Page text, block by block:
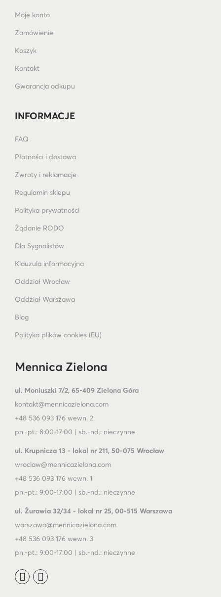
Moje konto
Zamówienie
Koszyk
Kontakt
Gwarancja odkupu
INFORMACJE
FAQ
Płatności i dostawa
Zwroty i reklamacje
Regulamin sklepu
Polityka prywatności
Żądanie RODO
Dla Sygnalistów
Klauzula informacyjna
Oddział Wrocław
Oddział Warszawa
Blog
Polityka plików cookies (EU)
Mennica Zielona
ul. Moniuszki 7/2, 65-409 Zielona Góra
kontakt@mennicazielona.com
+48 536 093 176 wewn. 2
pn.-pt.: 8:00-17:00 | sb.-nd.: nieczynne
ul. Krupnicza 13 - lokal nr 211, 50-075 Wrocław
wroclaw@mennicazielona.com
+48 536 093 176 wewn. 1
pn.-pt.: 9:00-17:00 | sb.-nd.: nieczynne
ul. Żurawia 32/34 - lokal nr 25, 00-515 Warszawa
warszawa@mennicazielona.com
+48 536 093 176 wewn. 3
pn.-pt.: 9:00-17:00 | sb.-nd.: nieczynne